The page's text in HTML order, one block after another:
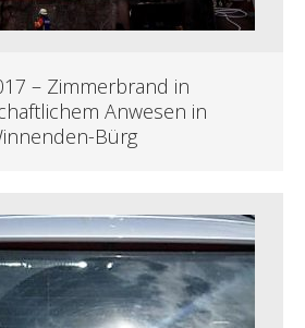
– Zimmerbrand in
Anwesen in
Bürg